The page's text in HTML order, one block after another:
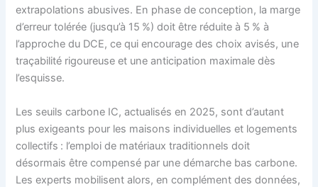
extrapolations abusives. En phase de conception, la marge
d’erreur tolérée (jusqu’à 15 %) doit être réduite à 5 % à
l’approche du DCE, ce qui encourage des choix avisés, une
traçabilité rigoureuse et une anticipation maximale dès
l’esquisse.
Les seuils carbone IC, actualisés en 2025, sont d’autant
plus exigeants pour les maisons individuelles et logements
collectifs : l’emploi de matériaux traditionnels doit
désormais être compensé par une démarche bas carbone.
Les experts mobilisent alors, en complément des données,